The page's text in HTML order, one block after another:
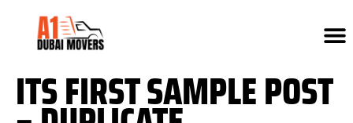
ITS FIRST SAMPLE POST